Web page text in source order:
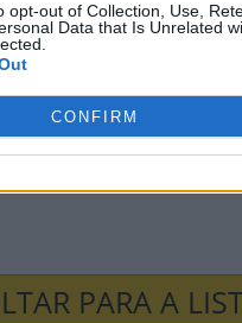
opt-out of Collection, Use,
Data that Is Unrelated
CONFIRM
ser derrubados
Guardiola
dura
PARA A